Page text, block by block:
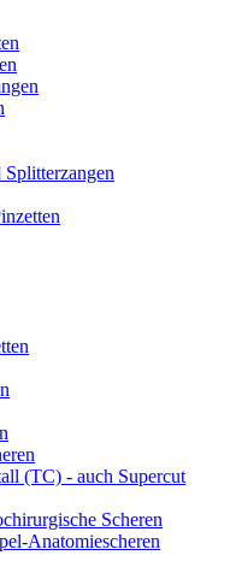
(TC) - auch Supercut
Scheren
Anatomiescheren